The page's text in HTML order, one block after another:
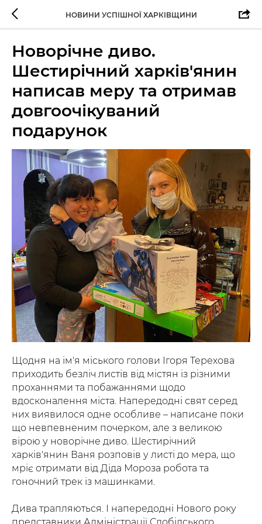
НОВИНИ УСПІШНОЇ ХАРКІВЩИНИ
Новорічне диво.
Шестирічний харків'янин
написав меру та отримав
довгоочікуваний
подарунок
Щодня на ім'я міського голови Ігоря Терехова
приходить безліч листів від містян із різними
проханнями та побажаннями щодо
вдосконалення міста. Напередодні свят серед
них виявилося одне особливе – написане поки
що невпевненим почерком, але з великою
вірою у новорічне диво. Шестирічний
харків'янин Ваня розповів у листі до мера, що
мріє отримати від Діда Мороза робота та
гоночний трек із машинками.
Дива трапляються. І напередодні Нового року